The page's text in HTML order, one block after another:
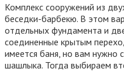
Комплекс сооружений из
беседки-барбекю. В этом
отдельных фундамента и
соединенные крытым
имеется баня, но вам нужно
шашлыка. Тогда выбираем